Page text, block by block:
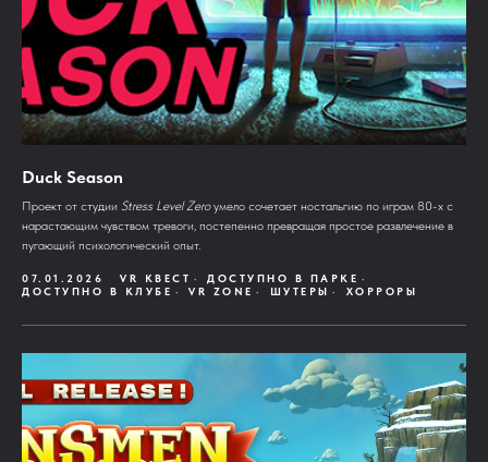
Duck Season
Проект от студии Stress Level Zeroумело сочетает ностальгию по играм 80-х с
нарастающим чувством тревоги, постепенно превращая простое развлечение в
пугающий психологический опыт.
07.01.2026 VR КВЕСТ
ДОСТУПНО В ПАРКЕ
ДОСТУПНО В КЛУБЕ
VR ZONE ШУТЕРЫ ХОРРОРЫ